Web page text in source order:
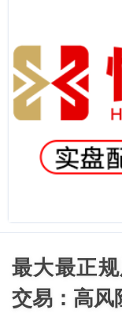
最大最正
交易：高风